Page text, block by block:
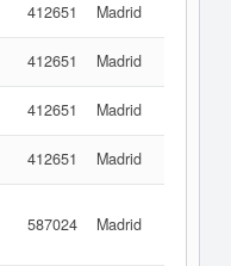
412651 Madrid
412651 Madrid
412651 Madrid
412651 Madrid
587024 Madrid